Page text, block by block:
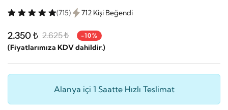
(715) 712 Kişi Beğendi
2.350 ₺ 2.625 ₺ -10%
(Fiyatlarımıza KDV dahildir.)
Alanya içi 1 Saatte Hızlı Teslimat